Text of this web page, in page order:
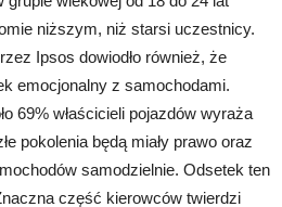
niższym, niż starsi uczestnicy.
Ipsos dowiodło również, że
emocjonalny z samochodami.
69% właścicieli pojazdów wyraża
pokolenia będą miały prawo oraz
samodzielnie. Odsetek ten
część kierowców twierdzi